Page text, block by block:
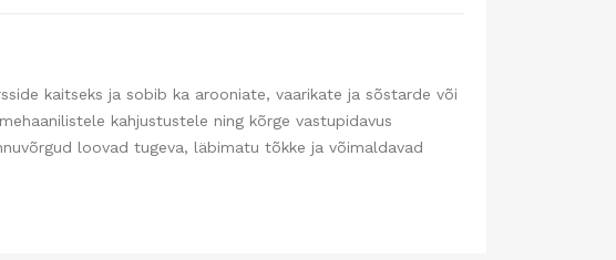
kaitseks ja sobib ka arooniate, vaarikate ja sõstarde või
kahjustustele ning kõrge vastupidavus
loovad tugeva, läbimatu tõkke ja võimaldavad